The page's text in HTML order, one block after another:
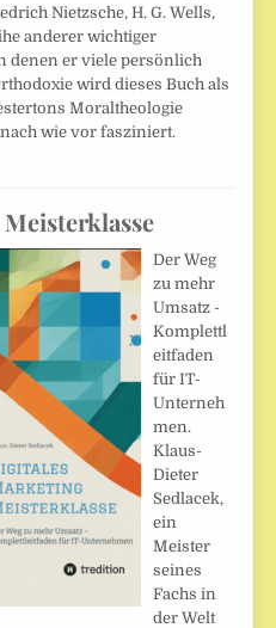
Nietzsche, H. G. Wells,
anderer wichtiger
denen er viele persönlich
wird dieses Buch als
Moraltheologie
nach wie vor fasziniert.
Der Weg
zu mehr
Umsatz -
Komplettl
eitfaden
für IT-
Unterneh
men.
Klaus-
Dieter
Sedlacek,
ein
Meister
seines
Fachs in
der Welt